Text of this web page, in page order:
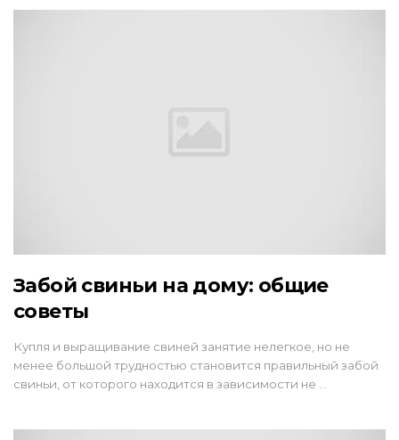
Забой свиньи на дому: общие
советы
Купля и выращивание свиней занятие нелегкое, но не
менее большой трудностью становится правильный забой
свиньи, от которого находится в зависимости не …